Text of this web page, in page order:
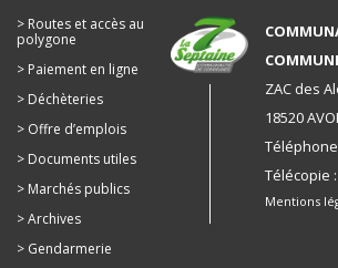
Routes et accès au
polygone
Paiement en ligne
Déchèteries
Offre d’emplois
Documents utiles
Marchés publics
Archives
Gendarmerie
ZAC des
18520
Téléphone
Télécopie
Mentions